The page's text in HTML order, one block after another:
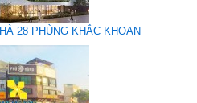
28 PHÙNG KHẮC KHOAN